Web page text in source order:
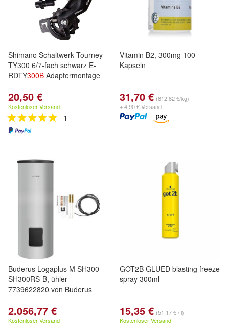
Shimano Schaltwerk Tourney
TY300 6/7-fach schwarz E-
RDTY300B Adaptermontage
20,50 €
Kostenloser Versand
1
Vitamin B2, 300mg 100
Kapseln
31,70 € (812,82 €/kg)
+ 4,90 € Versand
Buderus Logaplus M SH300
SH300RS-B, ühler -
7739622820 von Buderus
2.056,77 €
Kostenloser Versand
GOT2B GLUED blasting freeze
spray 300ml
15,35 € (51,17 € / l)
Kostenloser Versand